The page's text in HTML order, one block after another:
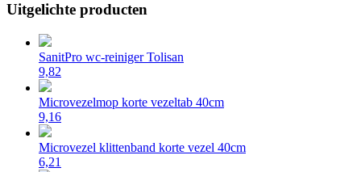
Uitgelichte producten
SanitPro wc-reiniger Tolisan
9,82
Microvezelmop korte vezeltab 40cm
9,16
Microvezel klittenband korte vezel 40cm
6,21